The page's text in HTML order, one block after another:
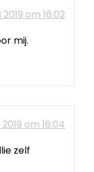
2019 om 16:02
mij.
2019 om 16:04
zelf